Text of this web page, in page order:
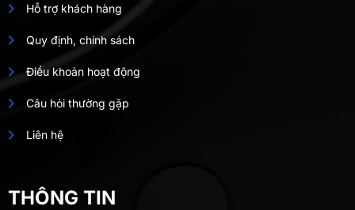
Hỗ trợ khách hàng
Quy định, chính sách
Điều khoản hoạt động
Câu hỏi thường gặp
Liên hệ
THÔNG TIN